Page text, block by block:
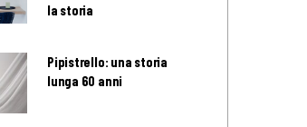
la storia
Pipistrello: una storia
lunga 60 anni